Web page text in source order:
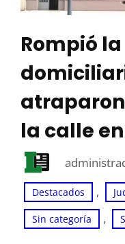
Rompió
la calle
Destacados ,
Sin categoría ,